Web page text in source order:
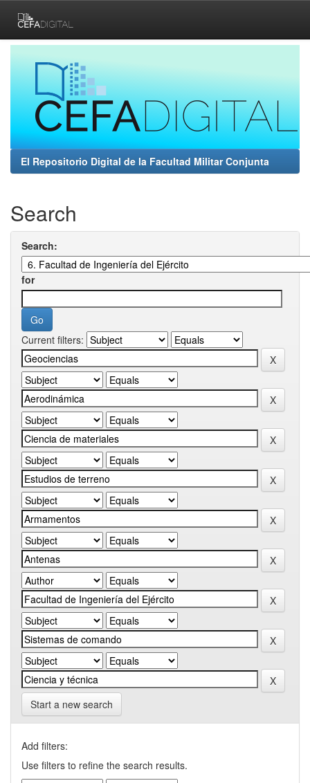
navigation
El Repositorio Digital de la Facultad Militar Conjunta
Search
Search:
for
Current filters:
Start a new search
Add filters:
Use filters to refine the search results.